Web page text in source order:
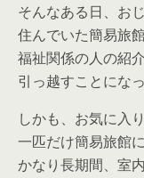
そんなある日、お
住んでいた簡易旅
福祉関係の人の紹
引っ越すことにな
しかも、お気に入
一匹だけ簡易旅館
かなり長期間、室